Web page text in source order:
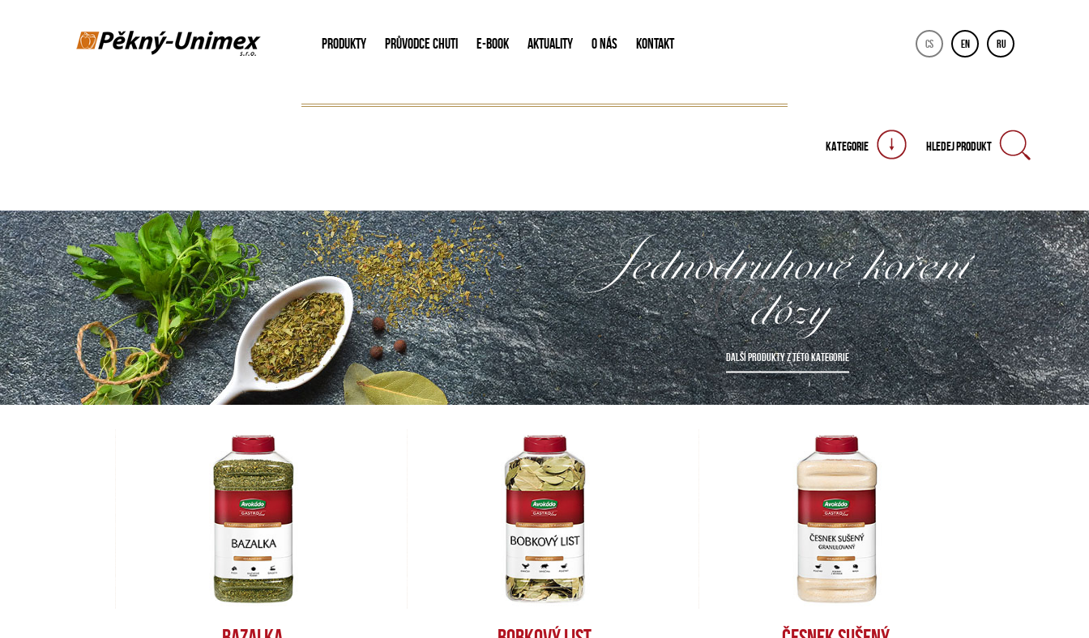
CS EN RU
PRODUKTY PRŮVODCE CHUTI E-BOOK AKTUALITY O NÁS KONTAKT
KATEGORIE HLEDEJ PRODUKT
Jednodruhové koření -
dózy
DALŠÍ PRODUKTY Z TÉTO KATEGORIE